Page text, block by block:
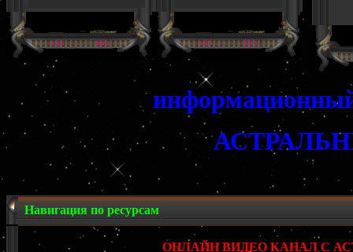
Навигация по ресурсам
ОНЛАЙН ВИДЕО КАНАЛ С